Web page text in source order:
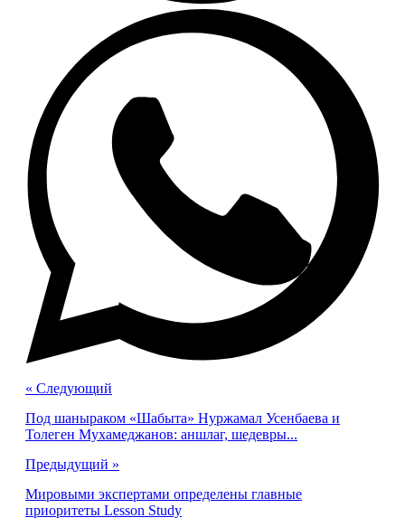
« Cледующий
Под шаныраком «Шабыта» Нуржамал Усенбаева и
Толеген Мухамеджанов: аншлаг, шедевры...
Предыдущий »
Мировыми экспертами определены главные
приоритеты Lesson Study